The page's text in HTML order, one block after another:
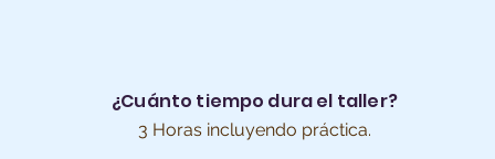
¿Cuánto tiempo dura el taller?
3 Horas incluyendo práctica.